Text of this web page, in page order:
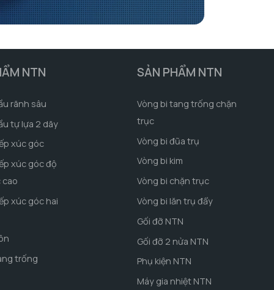
NTN
rãnh sâu
tự lựa 2 dãy
xúc góc
xúc góc độ
cao
xúc góc hai
trống
SẢN PHẨM NTN
Vòng bi tang trống chặn
trục
Vòng bi đũa trụ
Vòng bi kim
Vòng bi chặn trục
Vòng bi lăn trụ đẩy
Gối đỡ NTN
Gối đỡ 2 nửa NTN
Phụ kiện NTN
Máy gia nhiệt NTN